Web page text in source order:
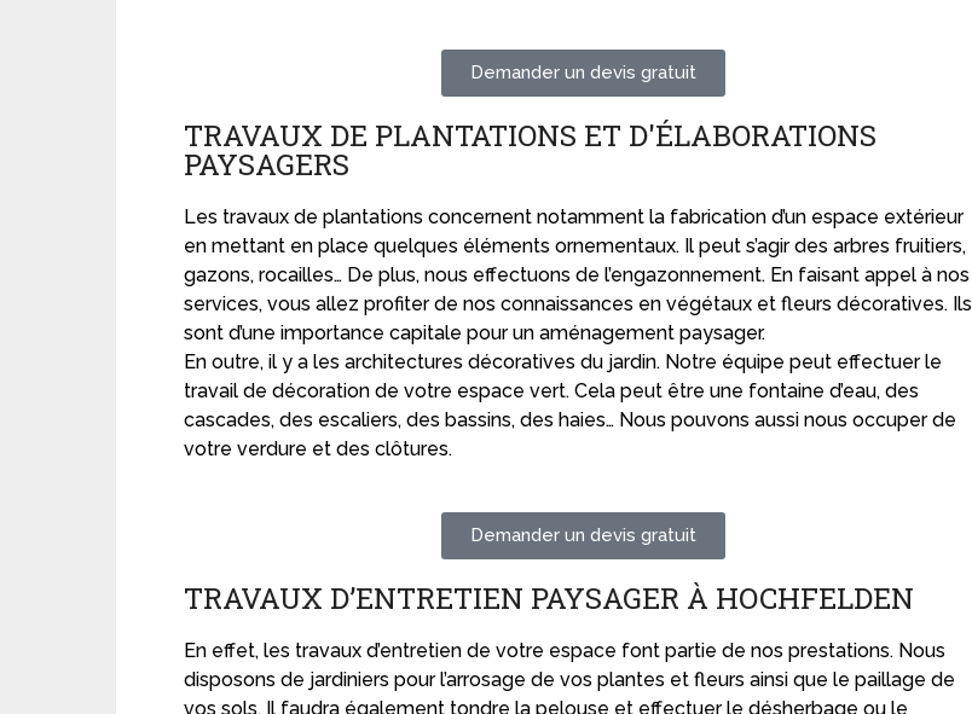
Demander un devis gratuit
TRAVAUX DE PLANTATIONS ET D'ÉLABORATIONS
PAYSAGERS
Les travaux de plantations concernent notamment la fabrication d’un espace extérieur
en mettant en place quelques éléments ornementaux. Il peut s’agir des arbres fruitiers,
gazons, rocailles… De plus, nous effectuons de l’engazonnement. En faisant appel à nos
services, vous allez profiter de nos connaissances en végétaux et fleurs décoratives. Ils
sont d’une importance capitale pour un aménagement paysager.
En outre, il y a les architectures décoratives du jardin. Notre équipe peut effectuer le
travail de décoration de votre espace vert. Cela peut être une fontaine d’eau, des
cascades, des escaliers, des bassins, des haies… Nous pouvons aussi nous occuper de
votre verdure et des clôtures.
Demander un devis gratuit
TRAVAUX D’ENTRETIEN PAYSAGER À HOCHFELDEN
En effet, les travaux d’entretien de votre espace font partie de nos prestations. Nous
disposons de jardiniers pour l’arrosage de vos plantes et fleurs ainsi que le paillage de
vos sols. Il faudra également tondre la pelouse et effectuer le désherbage ou le